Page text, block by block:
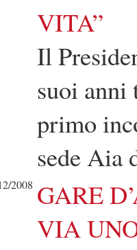
VITA”
Il
suoi anni
primo
sede Aia
2008 GARE
VIA